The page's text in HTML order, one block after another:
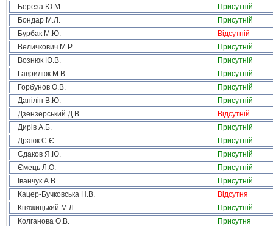
Береза Ю.М.
Присутній
Бондар М.Л.
Присутній
Бурбак М.Ю.
Відсутній
Величкович М.Р.
Присутній
Вознюк Ю.В.
Присутній
Гаврилюк М.В.
Присутній
Горбунов О.В.
Присутній
Данілін В.Ю.
Присутній
Дзензерський Д.В.
Відсутній
Дирів А.Б.
Присутній
Драюк С.Є.
Присутній
Єдаков Я.Ю.
Присутній
Ємець Л.О.
Присутній
Іванчук А.В.
Присутній
Кацер-Бучковська Н.В.
Відсутня
Княжицький М.Л.
Присутній
Колганова О.В.
Присутня